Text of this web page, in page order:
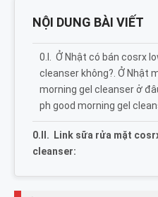
NỘI DUNG BÀI VIẾT
Ở Nhật có bán cosrx
cleanser không?. Ở Nhật
morning gel cleanser ở
ph good morning gel
Link sữa rửa mặt
cleanser: